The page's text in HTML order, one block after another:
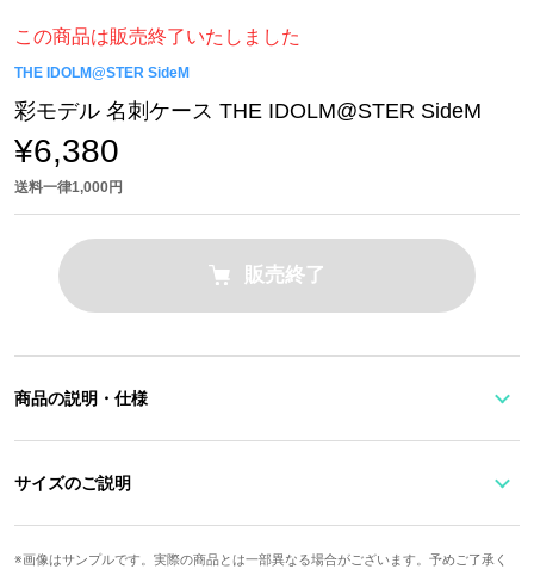
この商品は販売終了いたしました
THE IDOLM@STER SideM
彩モデル 名刺ケース THE IDOLM@STER SideM
¥6,380
送料一律1,000円
販売終了
商品の説明・仕様
フロントにはユニットロゴをイメージしたワンポイント付！
内装にはメンバーが着ている衣装の波模様をデザインしました。
サイズのご説明
画像はサンプルです。実際の商品とは一部異なる場合がございます。予めご了承く